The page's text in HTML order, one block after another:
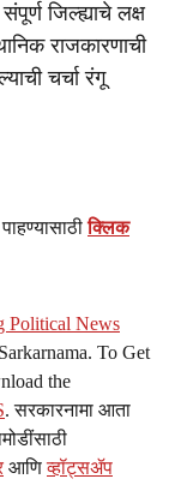
जिल्ह्याचे लक्ष
राजकारणाची
चर्चा रंगू
क्लिक
Political News
To Get
the
. सरकारनामा आता
आणिव्हॉट्सॲप